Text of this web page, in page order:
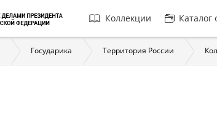
Главная
навигация
Коллекции Каталог
Государика Территория России